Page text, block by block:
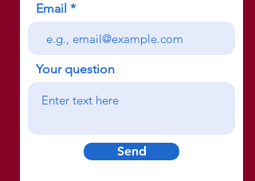
Email
Your question
Send